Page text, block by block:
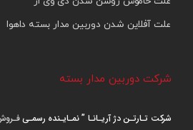
علت آفلاین شدن دوربین مدار بسته داهوا
شرکت دوربین مدار بسته
شرکت تـارتـن دژ آریـانـا ” نمـایـنده رسمـی